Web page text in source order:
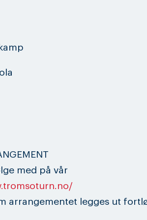
med på vår
arrangementet legges ut